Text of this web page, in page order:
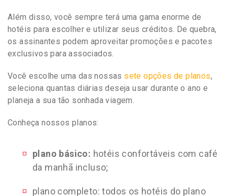
Além disso, você sempre terá uma gama enorme de
hotéis para escolher e utilizar seus créditos. De quebra,
os assinantes podem aproveitar promoções e pacotes
exclusivos para associados.
Você escolhe uma das nossas sete opções de planos,
seleciona quantas diárias deseja usar durante o ano e
planeja a sua tão sonhada viagem.
Conheça nossos planos:
plano básico: hotéis confortáveis com café
da manhã incluso;
plano completo: todos os hotéis do plano